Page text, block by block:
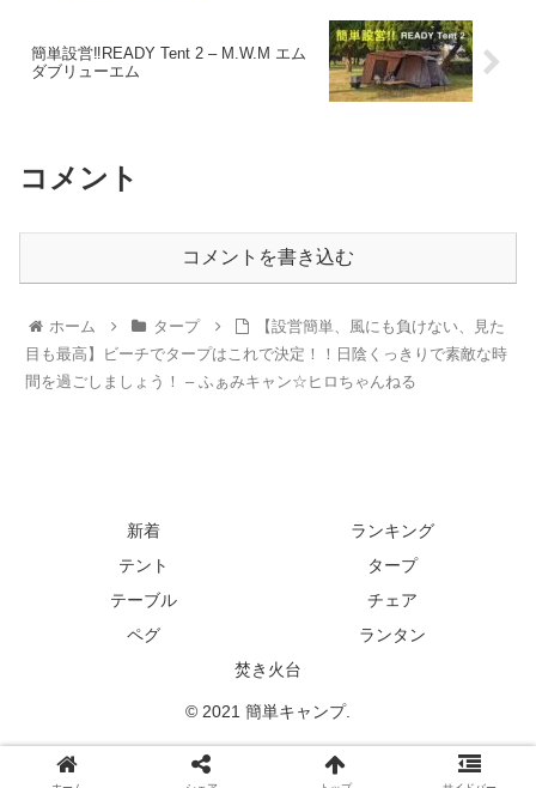
簡単設営‼READY Tent 2 – M.W.M エム
ダブリューエム
コメント
コメントを書き込む
ホーム タープ
【設営簡単、風にも負けない、見た
目も最高】ビーチでタープはこれで決定！！日陰くっきりで素敵な時
間を過ごしましょう！ – ふぁみキャン☆ヒロちゃんねる
新着
ランキング
テント
タープ
テーブル
チェア
ペグ
ランタン
焚き火台
© 2021 簡単キャンプ.